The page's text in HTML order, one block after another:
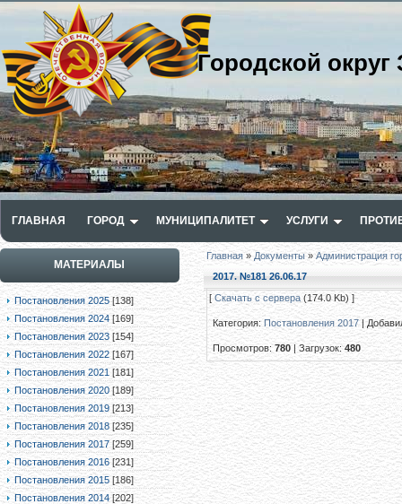
Городской
ГЛАВНАЯ ГОРОД МУНИЦИПАЛИТЕТ УСЛУГИ
МАТЕРИАЛЫ
Постановления 2025 [138]
Постановления 2024 [169]
Постановления 2023 [154]
Постановления 2022 [167]
Постановления 2021 [181]
Постановления 2020 [189]
Постановления 2019 [213]
Постановления 2018 [235]
Постановления 2017 [259]
Постановления 2016 [231]
Постановления 2015 [186]
Постановления 2014 [202]
Главная» Документы »Администрация
2017. №181 26.06.17
[Скачать с сервера (174.0 Kb) ]
Категория: Постановления 2017|
Просмотров:780 |Загрузок:480